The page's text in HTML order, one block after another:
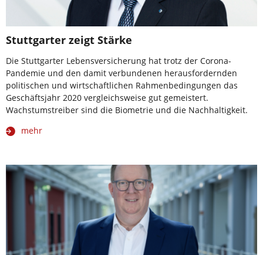
Stuttgarter zeigt Stärke
Die Stuttgarter Lebensversicherung hat trotz der Corona-
Pandemie und den damit verbundenen herausfordernden
politischen und wirtschaftlichen Rahmenbedingungen das
Geschäftsjahr 2020 vergleichsweise gut gemeistert.
Wachstumstreiber sind die Biometrie und die Nachhaltigkeit.
mehr